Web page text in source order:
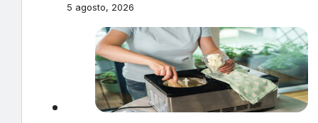
5 agosto, 2026